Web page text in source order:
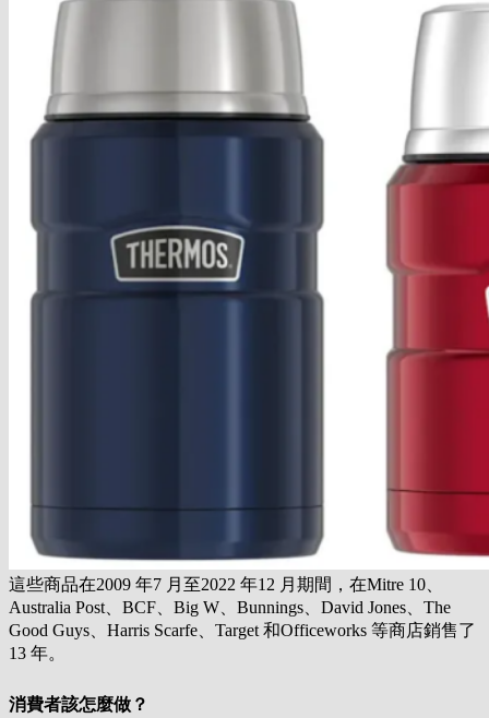
這些商品在2009 年7 月至2022 年12 月期間，在Mitre 10、
Australia Post、BCF、Big W、Bunnings、David Jones、The
Good Guys、Harris Scarfe、Target 和Officeworks 等商店銷售了
13 年。
消費者該怎麼做？